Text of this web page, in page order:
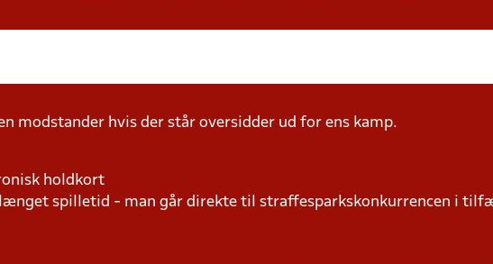
modstander hvis der står oversidder ud for ens kamp.
holdkort
spilletid - man går direkte til straffesparkskonkurrencen i